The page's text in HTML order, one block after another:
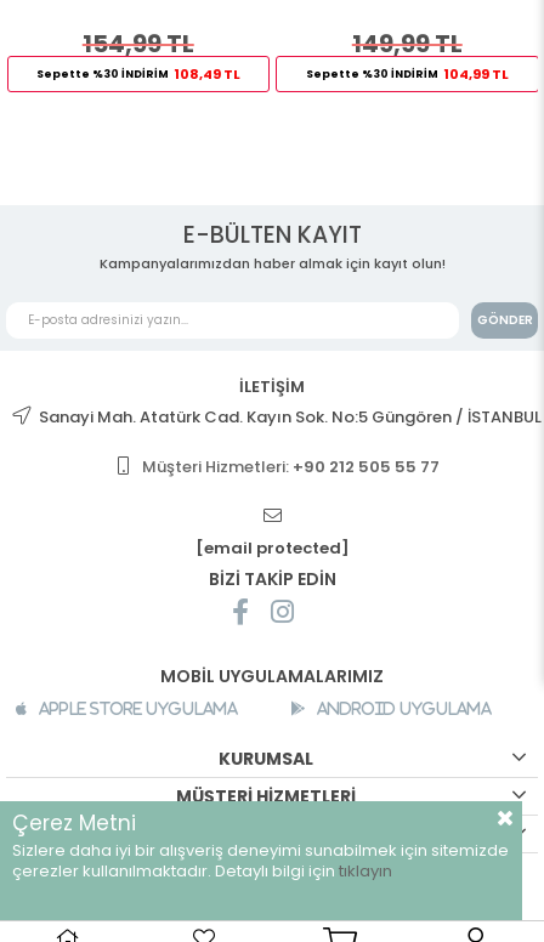
154,99 TL
Sepette %30 İNDİRİM 108,49 TL
149,99 TL
Sepette %30 İNDİRİM 104,99 TL
E-BÜLTEN KAYIT
Kampanyalarımızdan haber almak için kayıt olun!
GÖNDER
İLETİŞİM
Sanayi Mah. Atatürk Cad. Kayın Sok. No:5 Güngören / İSTANBUL
Müşteri Hizmetleri: +90 212 505 55 77
[email protected]
BİZİ TAKİP EDİN
MOBİL UYGULAMALARIMIZ
Apple Store Uygulama Android Uygulama
KURUMSAL
MÜŞTERİ HİZMETLERİ
©breeze.com.tr - Tüm hakları saklıdır.
Çerez Metni
Sizlere daha iyi bir alışveriş deneyimi sunabilmek için sitemizde
çerezler kullanılmaktadır. Detaylı bilgi için tıklayın